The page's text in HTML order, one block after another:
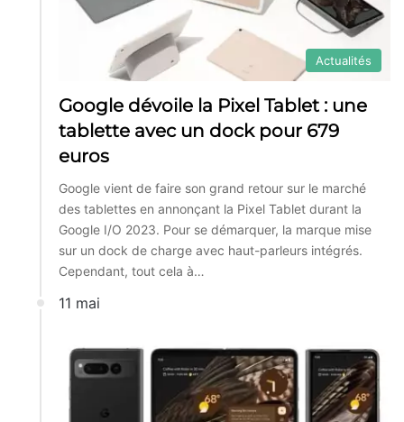
Actualités
Google dévoile la Pixel Tablet : une
tablette avec un dock pour 679
euros
Google vient de faire son grand retour sur le marché
des tablettes en annonçant la Pixel Tablet durant la
Google I/O 2023. Pour se démarquer, la marque mise
sur un dock de charge avec haut-parleurs intégrés.
Cependant, tout cela à…
11 mai